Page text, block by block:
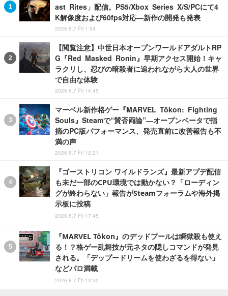
ast Rites」配信。PS5/Xbox Series X/S/PCにて4
K解像度および60fps対応―新作の開発も発表
2026.8.7 Fri 1:54
【閲覧注意】中世日本オープンワールドアダルトRP
G『Red Masked Ronin』早期アクセス開始！キャ
ラクリし、忍びの暗殺者に追われながら大人の世界
で自由な体験
2026.8.7 Fri 14:45
マーベル新作格ゲー『MARVEL Tōkon: Fighting
Souls』Steamで“賛否両論”―オープンベータで指
摘のPC版パフォーマンス、発売直前に改善報告も不
満の声
2026.8.7 Fri 12:21
『ゴーストリコン ワイルドランズ』最新アプデ配信
も未だ一部のCPU環境では動かない？「ローディン
グが終わらない」報告がSteamフォーラムや海外掲
示板に投稿
2026.8.7 Fri 17:45
『MARVEL Tōkon』のデッドプールは瞬獄殺も使え
る！？格ゲー乱舞技が元ネタの隠しコマンドが発見
される。「デップードリームを使わざるを得ない」
などパロ満載
2026.8.7 Fri 13:30